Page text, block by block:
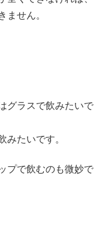
ません。
グラスで飲みたいで
みたいです。
プで飲むのも微妙で